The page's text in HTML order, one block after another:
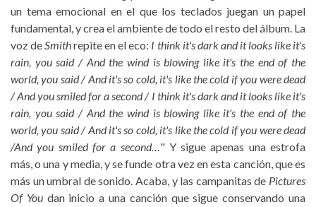
un tema emocional en el que los teclados juegan un papel
fundamental, y crea el ambiente de todo el resto del álbum. La
voz deSmithrepite en el eco: I think it's dark and it looks like it's
rain, you said / And the wind is blowing like it's the end of the
world, you said / And it's so cold, it's like the cold if you were dead
/ And you smiled for a second / I think it's dark and it looks like it's
rain, you said / And the wind is blowing like it's the end of the
world, you said / And it's so cold, it's like the cold if you were dead
/And you smiled for a second…" Y sigue apenas una estrofa
más, o una y media, y se funde otra vez en esta canción, que es
más un umbral de sonido. Acaba, y las campanitas de Pictures
Of Youdan inicio a una canción que sigue conservando una